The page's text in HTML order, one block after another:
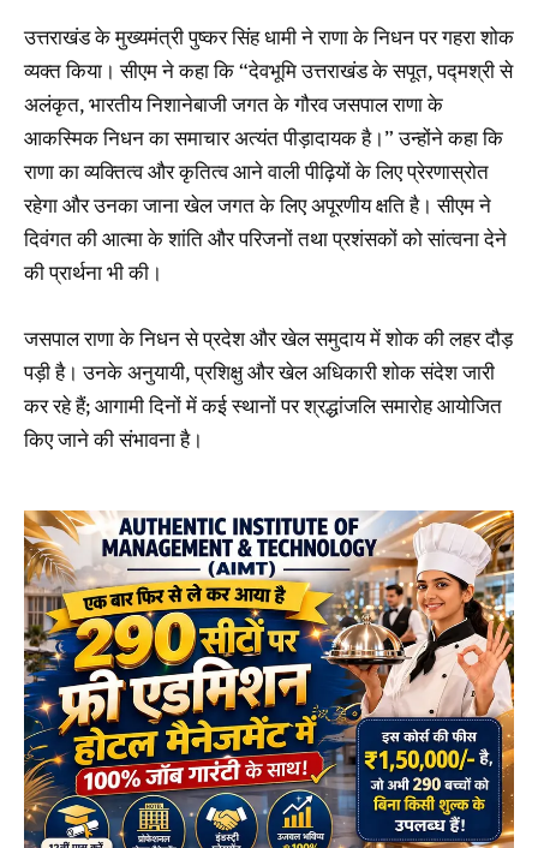
उत्तराखंड के मुख्यमंत्री पुष्कर सिंह धामी ने राणा के निधन पर गहरा शोक
व्यक्त किया। सीएम ने कहा कि “देवभूमि उत्तराखंड के सपूत, पद्मश्री से
अलंकृत, भारतीय निशानेबाजी जगत के गौरव जसपाल राणा के
आकस्मिक निधन का समाचार अत्यंत पीड़ादायक है।” उन्होंने कहा कि
राणा का व्यक्तित्व और कृतित्व आने वाली पीढ़ियों के लिए प्रेरणास्रोत
रहेगा और उनका जाना खेल जगत के लिए अपूरणीय क्षति है। सीएम ने
दिवंगत की आत्मा के शांति और परिजनों तथा प्रशंसकों को सांत्वना देने
की प्रार्थना भी की।
जसपाल राणा के निधन से प्रदेश और खेल समुदाय में शोक की लहर दौड़
पड़ी है। उनके अनुयायी, प्रशिक्षु और खेल अधिकारी शोक संदेश जारी
कर रहे हैं; आगामी दिनों में कई स्थानों पर श्रद्धांजलि समारोह आयोजित
किए जाने की संभावना है।